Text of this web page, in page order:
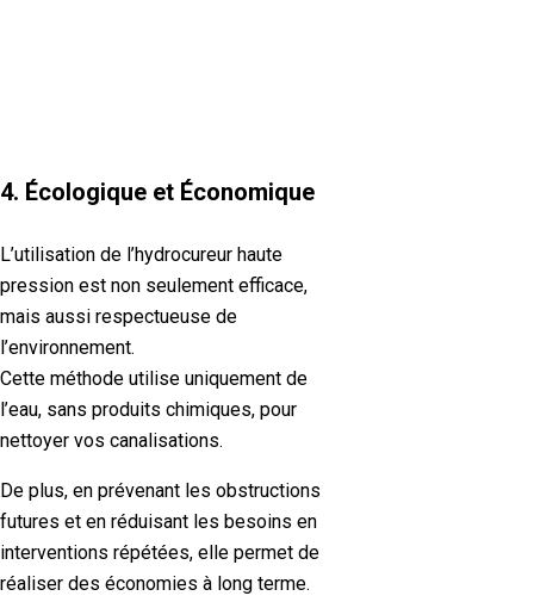
4. Écologique et Économique
L’utilisation de l’hydrocureur haute
pression est non seulement efficace,
mais aussi respectueuse de
l’environnement.
Cette méthode utilise uniquement de
l’eau, sans produits chimiques, pour
nettoyer vos canalisations.
De plus, en prévenant les obstructions
futures et en réduisant les besoins en
interventions répétées, elle permet de
réaliser des économies à long terme.